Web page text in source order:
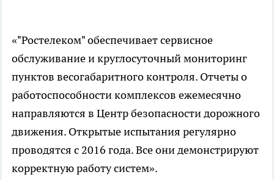
«"Ростелеком" обеспечивает сервисное
обслуживание и круглосуточный мониторинг
пунктов весогабаритного контроля. Отчеты о
работоспособности комплексов ежемесячно
направляются в Центр безопасности дорожного
движения. Открытые испытания регулярно
проводятся с 2016 года. Все они демонстрируют
корректную работу систем».